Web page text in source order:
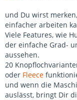
und Du wirst
einfacher arbeiten
Viele Features, wie
der einfache Grad-
aussehen.
20
oder Fleece
und wenn die
auslässt, bringt Dir